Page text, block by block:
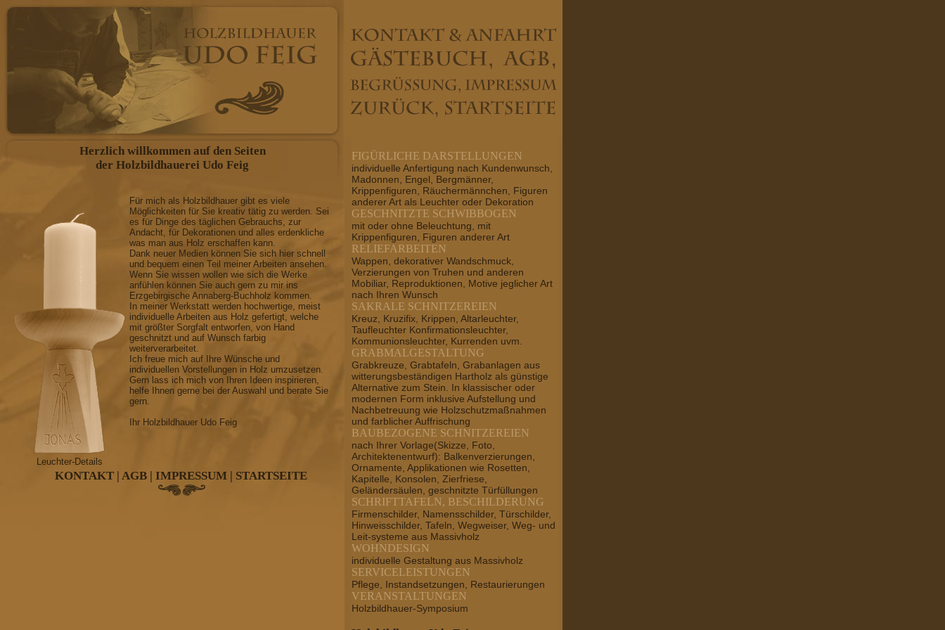
FIGÜRLICHE DARSTELLUNGEN
individuelle Anfertigung nach Kundenwunsch,
Madonnen, Engel, Bergmänner,
Krippenfiguren, Räuchermännchen, Figuren
anderer Art als Leuchter oder Dekoration
GESCHNITZTE SCHWIBBOGEN
mit oder ohne Beleuchtung, mit
Krippenfiguren, Figuren anderer Art
RELIEFARBEITEN
Wappen, dekorativer Wandschmuck,
Verzierungen von Truhen und anderen
Mobiliar, Reproduktionen, Motive jeglicher Art
nach Ihren Wunsch
SAKRALE SCHNITZEREIEN
Kreuz, Kruzifix, Krippen, Altarleuchter,
Taufleuchter Konfirmationsleuchter,
Kommunionsleuchter, Kurrenden uvm.
GRABMALGESTALTUNG
Grabkreuze, Grabtafeln, Grabanlagen aus
witterungsbeständigen Hartholz als günstige
Alternative zum Stein. In klassischer oder
modernen Form inklusive Aufstellung und
Nachbetreuung wie Holzschutzmaßnahmen
und farblicher Auffrischung
BAUBEZOGENE SCHNITZEREIEN
nach Ihrer Vorlage(Skizze, Foto,
Architektenentwurf): Balkenverzierungen,
Ornamente, Applikationen wie Rosetten,
Kapitelle, Konsolen, Zierfriese,
Geländersäulen, geschnitzte Türfüllungen
SCHRIFTTAFELN, BESCHILDERUNG
Firmenschilder, Namensschilder, Türschilder,
Hinweisschilder, Tafeln, Wegweiser, Weg- und
Leit-systeme aus Massivholz
WOHNDESIGN
individuelle Gestaltung aus Massivholz
SERVICELEISTUNGEN
Pflege, Instandsetzungen, Restaurierungen
VERANSTALTUNGEN
Holzbildhauer-Symposium
Herzlich willkommen auf den Seiten
der Holzbildhauerei Udo Feig
Leuchter-Details
Für mich als Holzbildhauer gibt es viele
Möglichkeiten für Sie kreativ tätig zu werden. Sei
es für Dinge des täglichen Gebrauchs, zur
Andacht, für Dekorationen und alles erdenkliche
was man aus Holz erschaffen kann.
Dank neuer Medien können Sie sich hier schnell
und bequem einen Teil meiner Arbeiten ansehen.
Wenn Sie wissen wollen wie sich die Werke
anfühlen können Sie auch gern zu mir ins
Erzgebirgische Annaberg-Buchholz kommen.
In meiner Werkstatt werden hochwertige, meist
individuelle Arbeiten aus Holz gefertigt, welche
mit größter Sorgfalt entworfen, von Hand
geschnitzt und auf Wunsch farbig
weiterverarbeitet.
Ich freue mich auf Ihre Wünsche und
individuellen Vorstellungen in Holz umzusetzen.
Gern lass ich mich von Ihren Ideen inspirieren,
helfe Ihnen gerne bei der Auswahl und berate Sie
gern.
Ihr Holzbildhauer Udo Feig
KONTAKT | AGB | IMPRESSUM | STARTSEITE